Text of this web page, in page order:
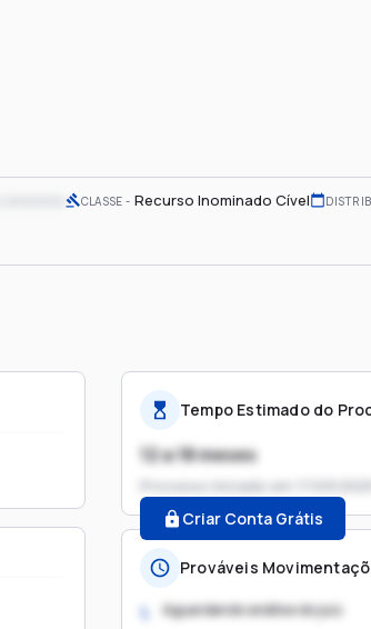
CLASSE Recurso Inominado Cível
Tempo Estimado do
12 a 18 meses
Processo iniciado em
Criar Conta Grátis
Prováveis
1. Aguardando análise do juiz